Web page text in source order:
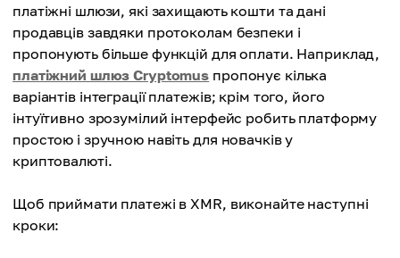
платіжні шлюзи, які захищають кошти та дані
продавців завдяки протоколам безпеки і
пропонують більше функцій для оплати. Наприклад,
платіжний шлюз Cryptomus пропонує кілька
варіантів інтеграції платежів; крім того, його
інтуїтивно зрозумілий інтерфейс робить платформу
простою і зручною навіть для новачків у
криптовалюті.
Щоб приймати платежі в XMR, виконайте наступні
кроки: